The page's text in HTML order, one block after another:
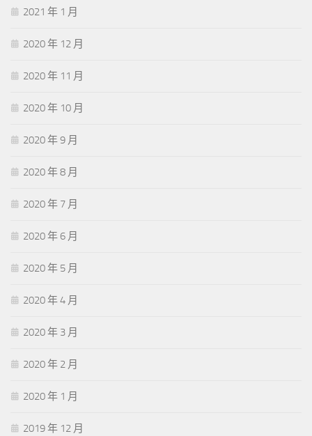
2021 年 1 月
2020 年 12 月
2020 年 11 月
2020 年 10 月
2020 年 9 月
2020 年 8 月
2020 年 7 月
2020 年 6 月
2020 年 5 月
2020 年 4 月
2020 年 3 月
2020 年 2 月
2020 年 1 月
2019 年 12 月